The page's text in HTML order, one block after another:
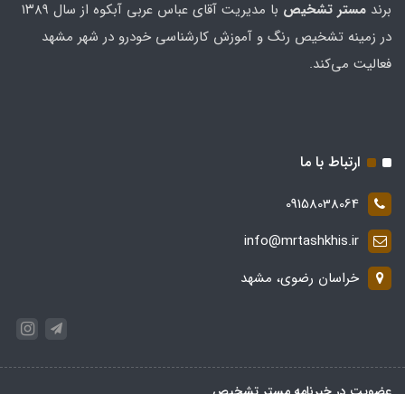
برند مستر تشخيص
با مدیریت آقای عباس عربی آبکوه از سال ۱۳۸۹
در زمینه تشخیص رنگ و آموزش کارشناسی خودرو در شهر مشهد
فعالیت می‌کند.
ارتباط با ما
09158038064
info@mrtashkhis.ir
خراسان رضوی، مشهد